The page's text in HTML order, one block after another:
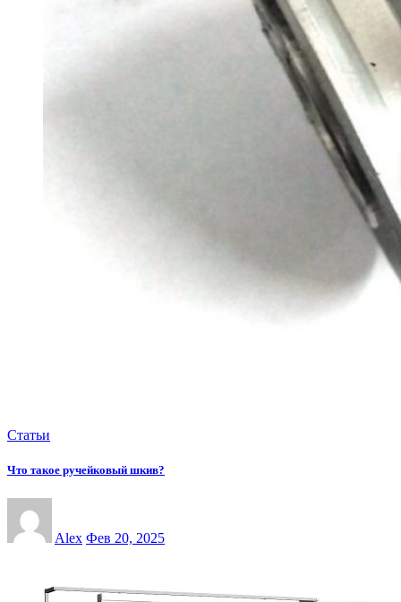
Статьи
Что такое ручейковый шкив?
Alex Фев 20, 2025